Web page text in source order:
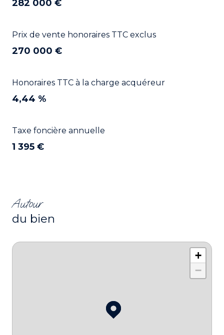
282 000 €
Prix de vente honoraires TTC exclus
270 000 €
Honoraires TTC à la charge acquéreur
4,44 %
Taxe foncière annuelle
1 395 €
Autour
du bien
+
−